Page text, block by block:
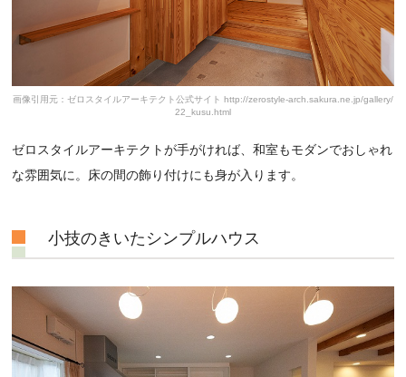
画像引用元：ゼロスタイルアーキテクト公式サイト http://zerostyle-arch.sakura.ne.jp/gallery/
22_kusu.html
ゼロスタイルアーキテクトが手がければ、和室もモダンでおしゃれ
な雰囲気に。床の間の飾り付けにも身が入ります。
小技のきいたシンプルハウス